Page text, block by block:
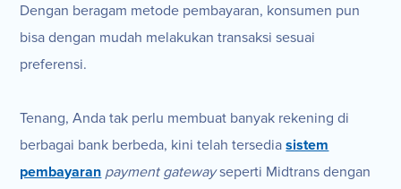
Dengan beragam metode pembayaran, konsumen pun
bisa dengan mudah melakukan transaksi sesuai
preferensi.
Tenang, Anda tak perlu membuat banyak rekening di
berbagai bank berbeda, kini telah tersediasistem
pembayaran payment gatewayseperti Midtrans dengan